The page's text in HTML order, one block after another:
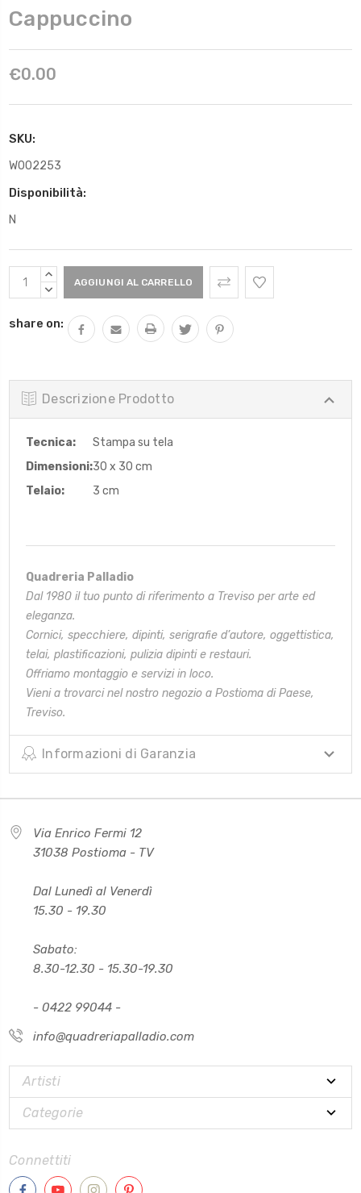
Cappuccino
€0.00
SKU:
W002253
Disponibilità:
N
Scorta
Attuale:
AUMENTARE
QUANTITÀ:
DIMINUIRE
share on:
Descrizione Prodotto
Tecnica:
Stampa su tela
Dimensioni:30 x 30 cm
Telaio:
3 cm
Quadreria Palladio
Dal 1980 il tuo punto di riferimento a Treviso per arte ed
eleganza.
Cornici, specchiere, dipinti, serigrafie d’autore, oggettistica,
telai, plastificazioni, pulizia dipinti e restauri.
Offriamo montaggio e servizi in loco.
Vieni a trovarci nel nostro negozio a Postioma di Paese,
Treviso.
Informazioni di Garanzia
Via Enrico Fermi 12
31038 Postioma - TV
Dal Lunedì al Venerdì
15.30 - 19.30
Sabato:
8.30-12.30 - 15.30-19.30
- 0422 99044 -
info@quadreriapalladio.com
Artisti
Categorie
Connettiti